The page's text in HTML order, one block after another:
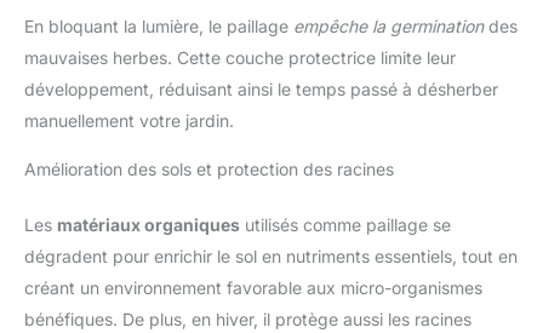
En bloquant la lumière, le paillage empêche la germinationdes
mauvaises herbes. Cette couche protectrice limite leur
développement, réduisant ainsi le temps passé à désherber
manuellement votre jardin.
Amélioration des sols et protection des racines
Les matériaux organiques utilisés comme paillage se
dégradent pour enrichir le sol en nutriments essentiels, tout en
créant un environnement favorable aux micro-organismes
bénéfiques. De plus, en hiver, il protège aussi les racines